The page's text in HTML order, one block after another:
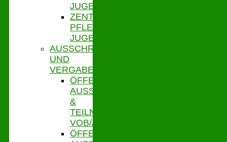
JUGENDLICHE
ZENTRALE
PFLEGESATZSTELLE
JUGENDHILFE
AUSSCHREIBUNGEN
UND
VERGABE
ÖFFENTLICHE
AUSSCHR.
&
TEILNAHMEWETTBEWERBE
VOB/A
ÖFFENTLICHE